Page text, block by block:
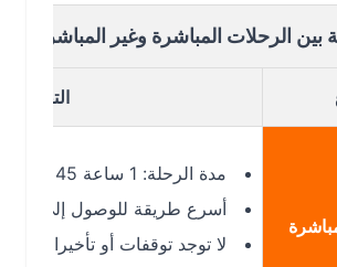
الرحلات المباشرة وغير المباشرة من
التفاصيل
مدة الرحلة: 1 ساعة 45 دقيقة
أسرع طريقة للوصول إلى جدة (JED)
لا توجد توقفات أو تأخيرات إضافية